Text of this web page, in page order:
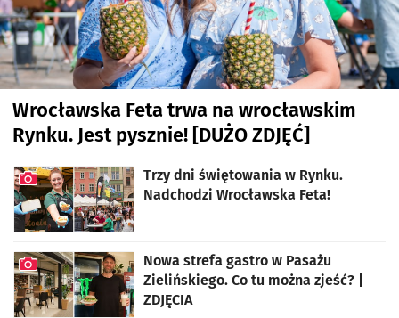
Wrocławska Feta trwa na wrocławskim
Rynku. Jest pysznie! [DUŻO ZDJĘĆ]
Trzy dni świętowania w Rynku.
Nadchodzi Wrocławska Feta!
Nowa strefa gastro w Pasażu
Zielińskiego. Co tu można zjeść? |
ZDJĘCIA